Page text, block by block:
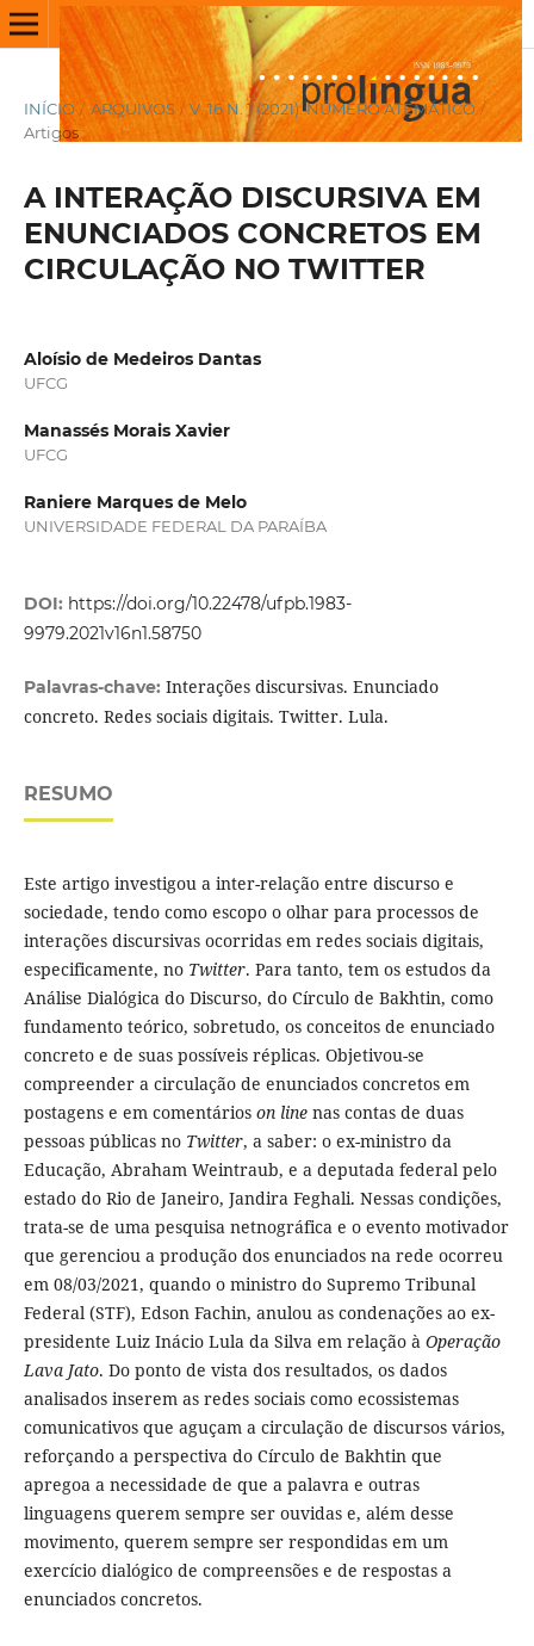
INÍCIO / ARQUIVOS / V. 16 N. 1 (2021): NÚMERO ATEMÁTICO /
Artigos
A INTERAÇÃO DISCURSIVA EM
ENUNCIADOS CONCRETOS EM
CIRCULAÇÃO NO TWITTER
Aloísio de Medeiros Dantas
UFCG
Manassés Morais Xavier
UFCG
Raniere Marques de Melo
UNIVERSIDADE FEDERAL DA PARAÍBA
DOI: https://doi.org/10.22478/ufpb.1983-
9979.2021v16n1.58750
Palavras-chave: Interações discursivas. Enunciado
concreto. Redes sociais digitais. Twitter. Lula.
RESUMO
Este artigo investigou a inter-relação entre discurso e
sociedade, tendo como escopo o olhar para processos de
interações discursivas ocorridas em redes sociais digitais,
especificamente, no Twitter. Para tanto, tem os estudos da
Análise Dialógica do Discurso, do Círculo de Bakhtin, como
fundamento teórico, sobretudo, os conceitos de enunciado
concreto e de suas possíveis réplicas. Objetivou-se
compreender a circulação de enunciados concretos em
postagens e em comentários on linenas contas de duas
pessoas públicas no Twitter, a saber: o ex-ministro da
Educação, Abraham Weintraub, e a deputada federal pelo
estado do Rio de Janeiro, Jandira Feghali. Nessas condições,
trata-se de uma pesquisa netnográfica e o evento motivador
que gerenciou a produção dos enunciados na rede ocorreu
em 08/03/2021, quando o ministro do Supremo Tribunal
Federal (STF), Edson Fachin, anulou as condenações ao ex-
presidente Luiz Inácio Lula da Silva em relação à Operação
Lava Jato. Do ponto de vista dos resultados, os dados
analisados inserem as redes sociais como ecossistemas
comunicativos que aguçam a circulação de discursos vários,
reforçando a perspectiva do Círculo de Bakhtin que
apregoa a necessidade de que a palavra e outras
linguagens querem sempre ser ouvidas e, além desse
movimento, querem sempre ser respondidas em um
exercício dialógico de compreensões e de respostas a
enunciados concretos.